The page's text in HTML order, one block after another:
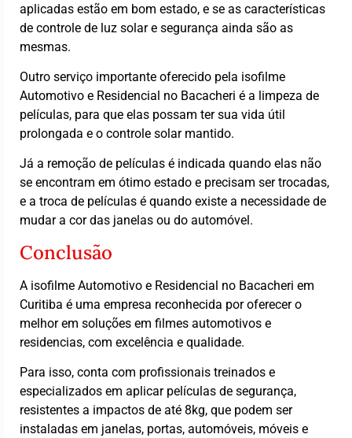
aplicadas estão em bom estado, e se as características
de controle de luz solar e segurança ainda são as
mesmas.
Outro serviço importante oferecido pela isofilme
Automotivo e Residencial no Bacacheri é a limpeza de
películas, para que elas possam ter sua vida útil
prolongada e o controle solar mantido.
Já a remoção de películas é indicada quando elas não
se encontram em ótimo estado e precisam ser trocadas,
e a troca de películas é quando existe a necessidade de
mudar a cor das janelas ou do automóvel.
Conclusão
A isofilme Automotivo e Residencial no Bacacheri em
Curitiba é uma empresa reconhecida por oferecer o
melhor em soluções em filmes automotivos e
residencias, com excelência e qualidade.
Para isso, conta com profissionais treinados e
especializados em aplicar películas de segurança,
resistentes a impactos de até 8kg, que podem ser
instaladas em janelas, portas, automóveis, móveis e